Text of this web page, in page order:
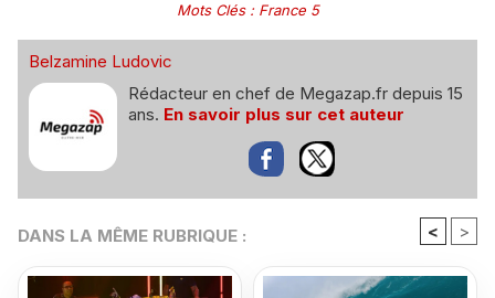
Mots Clés: France 5
Belzamine Ludovic
Rédacteur en chef de Megazap.fr depuis 15
ans. En savoir plus sur cet auteur
DANS LA MÊME RUBRIQUE : < >